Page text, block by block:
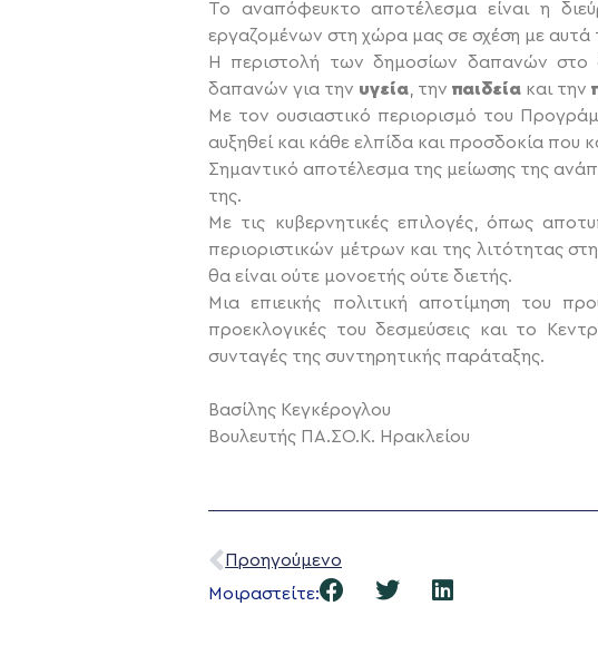
Το αναπόφευκτο αποτέλεσμα είναι η
εργαζομένων στη χώρα μας σε σχέση με
Η περιστολή των δημοσίων δαπανών στο
δαπανών για την υγεία, την παιδεία και την
Με τον ουσιαστικό περιορισμό του
αυξηθεί και κάθε ελπίδα και προσδοκία που
Σημαντικό αποτέλεσμα της μείωσης της
της.
Με τις κυβερνητικές επιλογές, όπως
περιοριστικών μέτρων και της λιτότητας
θα είναι ούτε μονοετής ούτε διετής.
Μια επιεικής πολιτική αποτίμηση του
προεκλογικές του δεσμεύσεις και το
συνταγές της συντηρητικής παράταξης.
Βασίλης Κεγκέρογλου
Βουλευτής ΠΑ.ΣΟ.Κ. Ηρακλείου
Προηγούμενο
Μοιραστείτε: